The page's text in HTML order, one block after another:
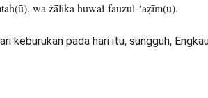
wa żālika huwal-fauzul-‘aẓīm(u).
keburukan pada hari itu, sungguh,